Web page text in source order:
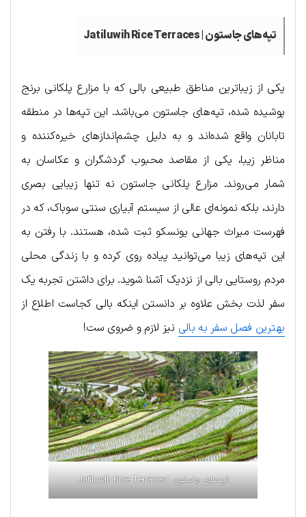
تپه‌های جاستون | Jatiluwih Rice Terraces
یکی از زیباترین مناطق طبیعی بالی که با مزارع پلکانی برنج
پوشیده شده‌، تپه‌های جاستون می‌باشد. این تپه‌ها در منطقه
تابانان واقع شده‌اند و به دلیل چشم‌اندازهای خیره‌کننده و
مناظر زیبا، یکی از مقاصد محبوب گردشگران و عکاسان به
شمار می‌روند. مزارع پلکانی جاستون نه تنها زیبایی بصری
دارند، بلکه نمونه‌ای عالی از سیستم آبیاری سنتی سوباک، که در
فهرست میراث جهانی یونسکو ثبت شده، هستند. با رفتن به
این تپه‌های زیبا می‌توانید پیاده روی کرده و با زندگی محلی
مردم روستایی بالی از نزدیک آشنا شوید. برای داشتن تجربه یک
سفر لذت بخش علاوه بر دانستن اینکه بالی کجاست اطلاع از
بهترین فصل سفر به بالی نیز لازم و ضروی ست!
تپه‌های جاستون | Jatiluwih Rice Terraces